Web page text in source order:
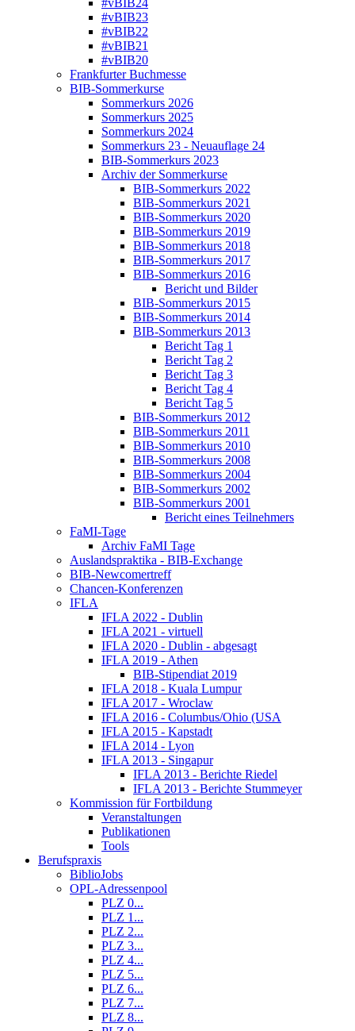
#vBIB23
#vBIB22
#vBIB21
#vBIB20
Frankfurter Buchmesse
BIB-Sommerkurse
Sommerkurs 2026
Sommerkurs 2025
Sommerkurs 2024
Sommerkurs 23 - Neuauflage 24
BIB-Sommerkurs 2023
Archiv der Sommerkurse
BIB-Sommerkurs 2022
BIB-Sommerkurs 2021
BIB-Sommerkurs 2020
BIB-Sommerkurs 2019
BIB-Sommerkurs 2018
BIB-Sommerkurs 2017
BIB-Sommerkurs 2016
Bericht und Bilder
BIB-Sommerkurs 2015
BIB-Sommerkurs 2014
BIB-Sommerkurs 2013
Bericht Tag 1
Bericht Tag 2
Bericht Tag 3
Bericht Tag 4
Bericht Tag 5
BIB-Sommerkurs 2012
BIB-Sommerkurs 2011
BIB-Sommerkurs 2010
BIB-Sommerkurs 2008
BIB-Sommerkurs 2004
BIB-Sommerkurs 2002
BIB-Sommerkurs 2001
Bericht eines Teilnehmers
FaMI-Tage
Archiv FaMI Tage
Auslandspraktika - BIB-Exchange
BIB-Newcomertreff
Chancen-Konferenzen
IFLA
IFLA 2022 - Dublin
IFLA 2021 - virtuell
IFLA 2020 - Dublin - abgesagt
IFLA 2019 - Athen
BIB-Stipendiat 2019
IFLA 2018 - Kuala Lumpur
IFLA 2017 - Wroclaw
IFLA 2016 - Columbus/Ohio (USA
IFLA 2015 - Kapstadt
IFLA 2014 - Lyon
IFLA 2013 - Singapur
IFLA 2013 - Berichte Riedel
IFLA 2013 - Berichte Stummeyer
Kommission für Fortbildung
Veranstaltungen
Publikationen
Tools
Berufspraxis
BiblioJobs
OPL-Adressenpool
PLZ 0...
PLZ 1...
PLZ 2...
PLZ 3...
PLZ 4...
PLZ 5...
PLZ 6...
PLZ 7...
PLZ 8...